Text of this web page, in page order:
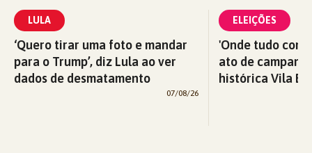
LULA
‘Quero tirar uma foto e mandar
para o Trump’, diz Lula ao ver
dados de desmatamento
07/08/26
ELEIÇÕES
'Onde tudo
ato de
histórica Vila